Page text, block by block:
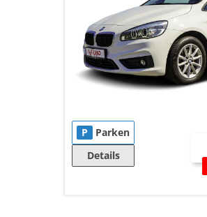
P
Parken
Details